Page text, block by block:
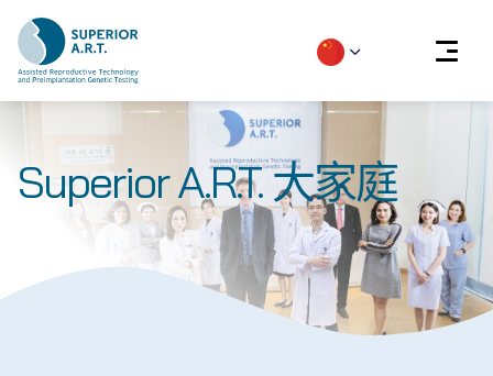
Skip
content
Superior A.R.T. 大家庭